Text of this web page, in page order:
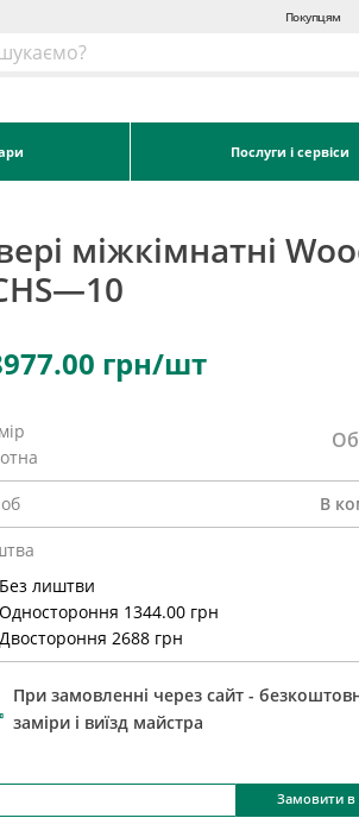
Покупцям
Послуги і сервіси
міжкімнатні
грн/шт
В
лиштви
1344.00 грн
2688 грн
При замовленні через сайт -
заміри і виїзд майстра
Замовити в